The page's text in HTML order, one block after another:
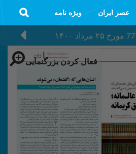
عصر ایران ویژه نامه
مورخ ۲۵ مرداد ۱۴۰۰
فعال کردن بزرگنمایی